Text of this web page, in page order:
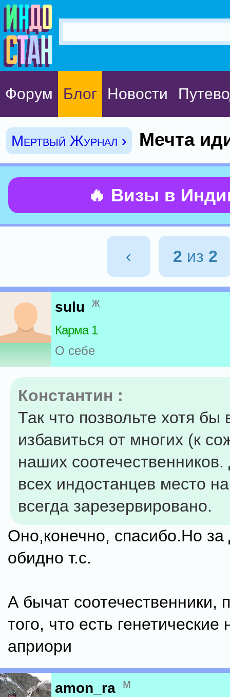
Форум Блог Новости
Мертвый Журнал › Мечта
🔥 Визы в
‹ 2 из 2
sulu ж
Карма 1
О себе
Константин :
Так что позвольте хотя бы
избавиться от многих (к
наших
всех индостанцев место
всегда зарезервировано.
Оно,конечно, спасибо.Но за
обидно т.с.
А бычат соотечественники,
того, что есть
априори
amon_ra м